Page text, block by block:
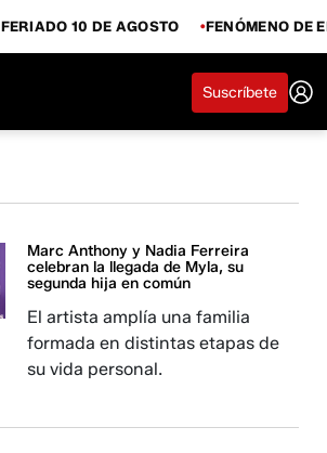
FERIADO 10 DE AGOSTO FENÓMENO DE
Suscríbete
Marc Anthony y Nadia Ferreira
celebran la llegada de Myla, su
segunda hija en común
El artista amplía una familia
formada en distintas etapas de
su vida personal.